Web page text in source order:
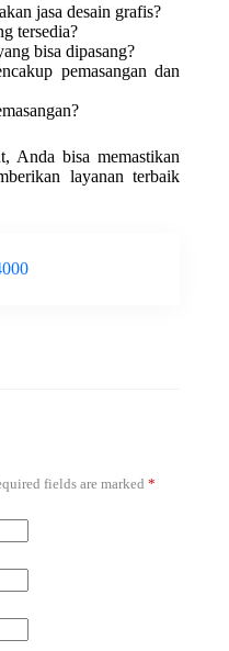
jasa desain grafis?
tersedia?
bisa dipasang?
pemasangan dan
Anda bisa memastikan
layanan terbaik
fields are marked *